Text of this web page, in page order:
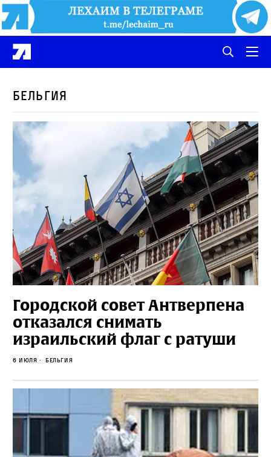
Бельгия
Городской совет Антверпена
отказался снимать
израильский флаг с ратуши
6 июля Бельгия